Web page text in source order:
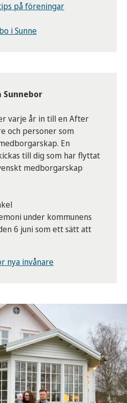
på föreningar
i Sunne
varje år in till en After
och personer som
En
till dig som har flyttat
medborgarskap
under kommunens
6 juni som ett sätt att
nya invånare